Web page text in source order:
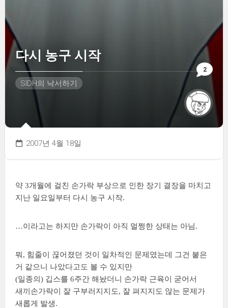
2
다시 농구 시작
SIDH의 낙서하기
2007년 4월 18일
약 3개월에 걸친 손가락 부상으로 인한 장기 결장을 마치고
지난 일요일부터 다시 농구 시작.
…이라고는 하지만 손가락이 아직 멀쩡한 상태는 아님.
뭐, 힘줄이 끊어졌던 것이 일차적인 문제였는데 그건 붙은
거 같으니 나았다고도 볼 수 있지만
(일종의) 깁스를 6주간 해놨더니 손가락 근육이 굳어서
새끼손가락이 잘 구부러지지도, 잘 펴지지도 않는 문제가
새롭게 발생.